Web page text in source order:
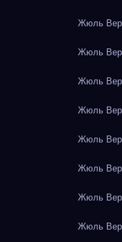
Жюль
Жюль
Жюль
Жюль
Жюль
Жюль
Жюль
Жюль